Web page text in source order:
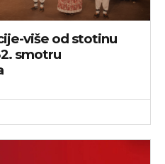
više od stotinu
smotru